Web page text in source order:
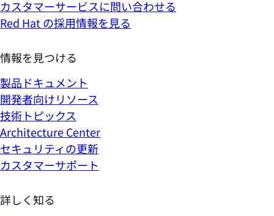
カスタマーサービスに問い合わせる
Red Hat の採用情報を見る
情報を見つける
製品ドキュメント
開発者向けリソース
技術トピックス
Architecture Center
セキュリティの更新
カスタマーサポート
詳しく知る